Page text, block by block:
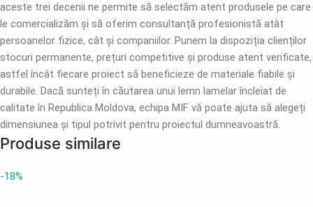
aceste trei decenii ne permite să selectăm atent produsele pe care
le comercializăm și să oferim consultanță profesionistă atât
persoanelor fizice, cât și companiilor. Punem la dispoziția clienților
stocuri permanente, prețuri competitive și produse atent verificate,
astfel încât fiecare proiect să beneficieze de materiale fiabile și
durabile. Dacă sunteți în căutarea unui lemn lamelar încleiat de
calitate în Republica Moldova, echipa MIF vă poate ajuta să alegeți
dimensiunea și tipul potrivit pentru proiectul dumneavoastră.
Produse similare
-18%